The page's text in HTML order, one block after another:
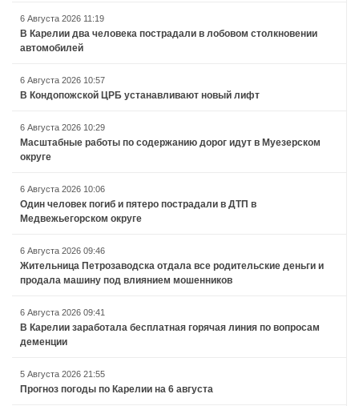
6 Августа 2026 11:19
В Карелии два человека пострадали в лобовом столкновении
автомобилей
6 Августа 2026 10:57
В Кондопожской ЦРБ устанавливают новый лифт
6 Августа 2026 10:29
Масштабные работы по содержанию дорог идут в Муезерском
округе
6 Августа 2026 10:06
Один человек погиб и пятеро пострадали в ДТП в
Медвежьегорском округе
6 Августа 2026 09:46
Жительница Петрозаводска отдала все родительские деньги и
продала машину под влиянием мошенников
6 Августа 2026 09:41
В Карелии заработала бесплатная горячая линия по вопросам
деменции
5 Августа 2026 21:55
Прогноз погоды по Карелии на 6 августа